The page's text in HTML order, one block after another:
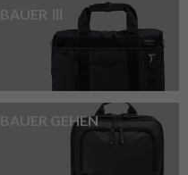
BAUER Ⅲ
BAUER GEHEN